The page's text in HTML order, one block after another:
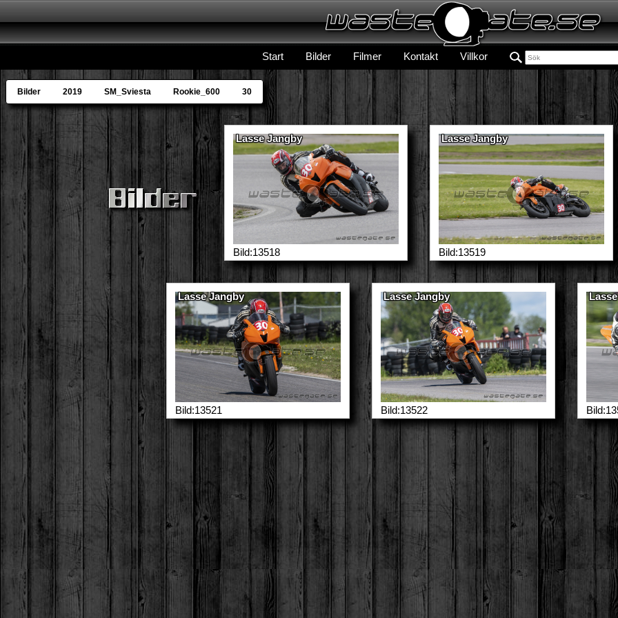
Start Bilder Filmer Kontakt Villkor
Bilder 2019 SM_Sviesta Rookie_600 30
Lasse Jangby
Bild:13518
Lasse Jangby
Bild:13519
Lasse Jangby
Bild:13521
Lasse Jangby
Bild:13522